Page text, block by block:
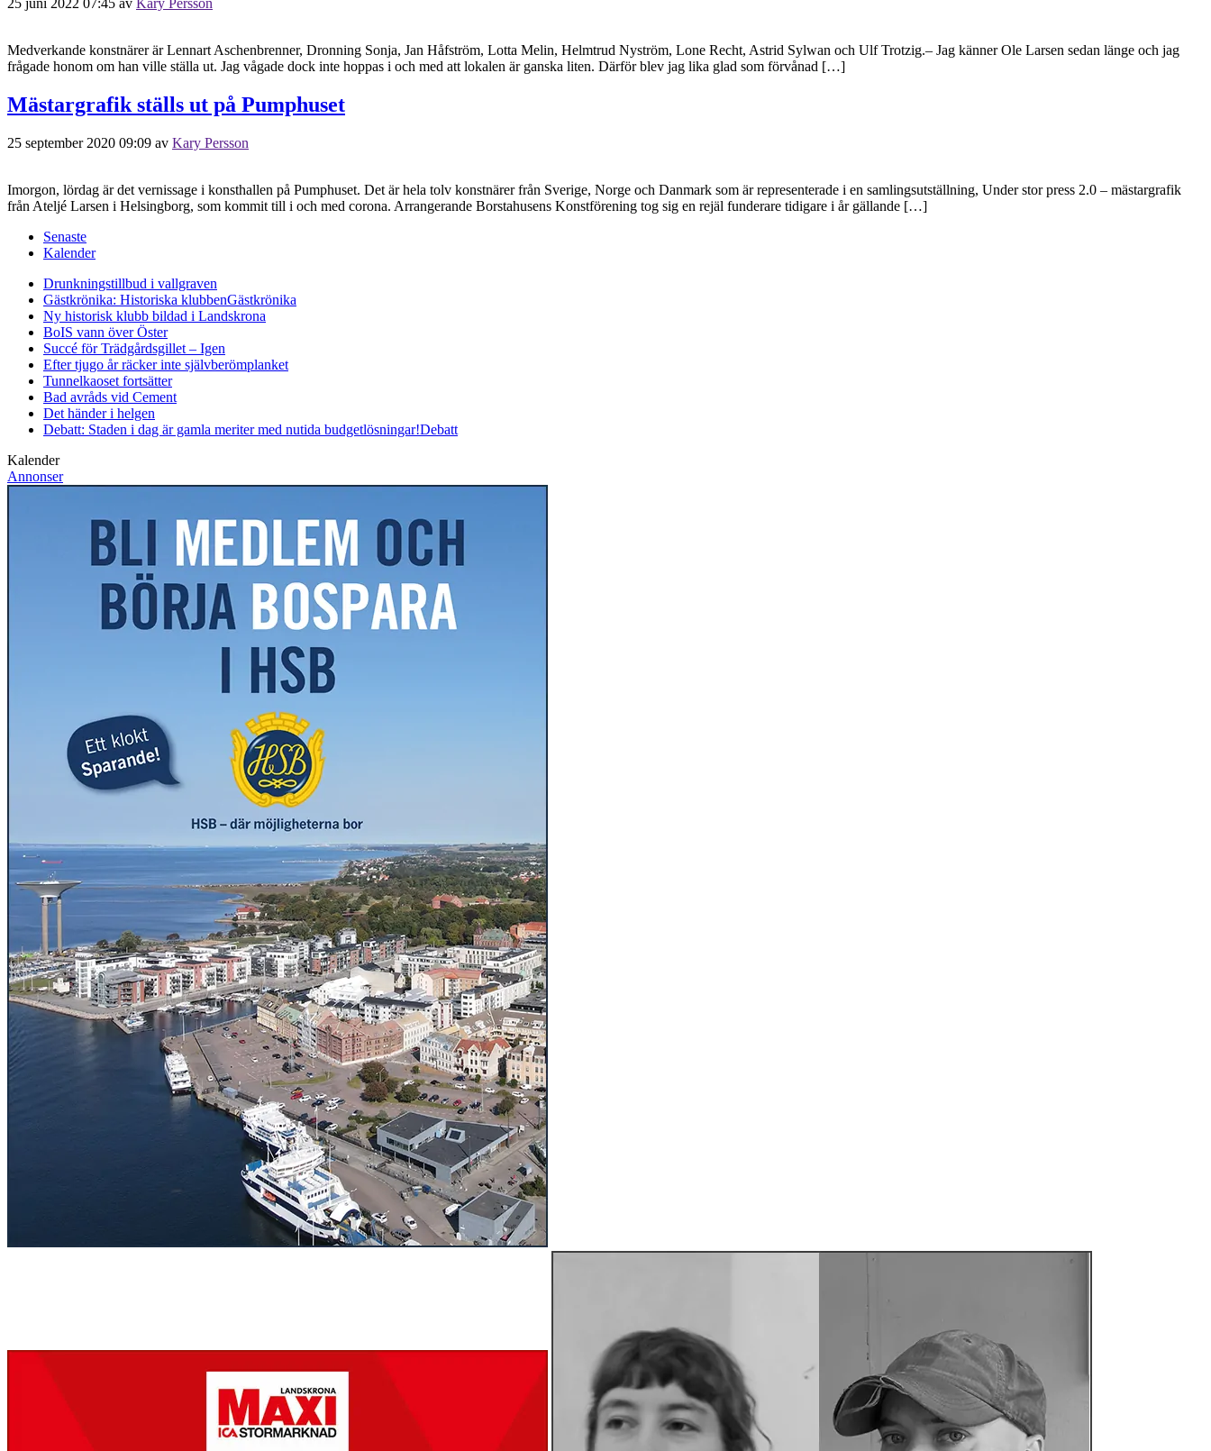
Medverkande konstnärer är Lennart Aschenbrenner, Dronning Sonja, Jan Håfström, Lotta Melin, Helmtrud Nyström, Lone Recht, Astrid Sylwan och Ulf Trotzig.– Jag känner Ole Larsen sedan länge och jag
frågade honom om han ville ställa ut. Jag vågade dock inte hoppas i och med att lokalen är ganska liten. Därför blev jag lika glad som förvånad […]
Mästargrafik ställs ut på Pumphuset
25 september 2020 09:09 av Kary Persson
Imorgon, lördag är det vernissage i konsthallen på Pumphuset. Det är hela tolv konstnärer från Sverige, Norge och Danmark som är representerade i en samlingsutställning, Under stor press 2.0 – mästargrafik
från Ateljé Larsen i Helsingborg, som kommit till i och med corona. Arrangerande Borstahusens Konstförening tog sig en rejäl funderare tidigare i år gällande […]
Senaste
Kalender
Drunkningstillbud i vallgraven
Gästkrönika: Historiska klubbenGästkrönika
Ny historisk klubb bildad i Landskrona
BoIS vann över Öster
Succé för Trädgårdsgillet – Igen
Efter tjugo år räcker inte självberömplanket
Tunnelkaoset fortsätter
Bad avråds vid Cement
Det händer i helgen
Debatt: Staden i dag är gamla meriter med nutida budgetlösningar!Debatt
Kalender
Annonser